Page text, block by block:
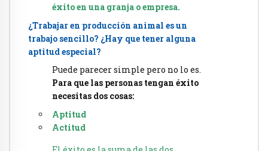
éxito en una granja o empresa.
¿Trabajar en producción animal es un
trabajo sencillo? ¿Hay que tener alguna
aptitud especial?
Puede parecer simple pero no lo es.
Para que las personas tengan éxito
necesitas dos cosas:
Aptitud
Actitud